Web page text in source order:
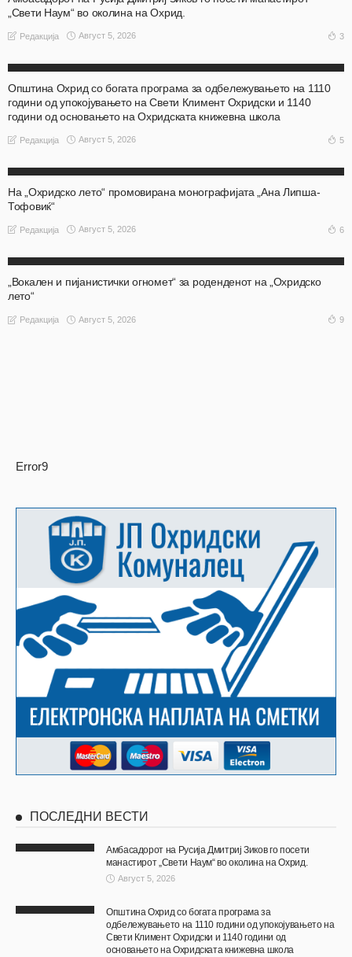
„Свети Наум“ во околина на Охрид.
Редакција Август 5, 2026 3
Општина Охрид со богата програма за одбележувањето на 1110
години од упокојувањето на Свети Климент Охридски и 1140
години од основањето на Охридската книжевна школа
Редакција Август 5, 2026 5
На „Охридско лето“ промовирана монографијата „Ана Липша-
Тофовиќ“
Редакција Август 5, 2026 6
„Вокален и пијанистички огномет“ за роденденот на „Охридско
лето“
Редакција Август 5, 2026 9
Error9
ПОСЛЕДНИ ВЕСТИ
Амбасадорот на Русија Дмитриј Зиков го посети
манастирот „Свети Наум“ во околина на Охрид.
Август 5, 2026
Општина Охрид со богата програма за
одбележувањето на 1110 години од упокојувањето на
Свети Климент Охридски и 1140 години од
основањето на Охридската книжевна школа